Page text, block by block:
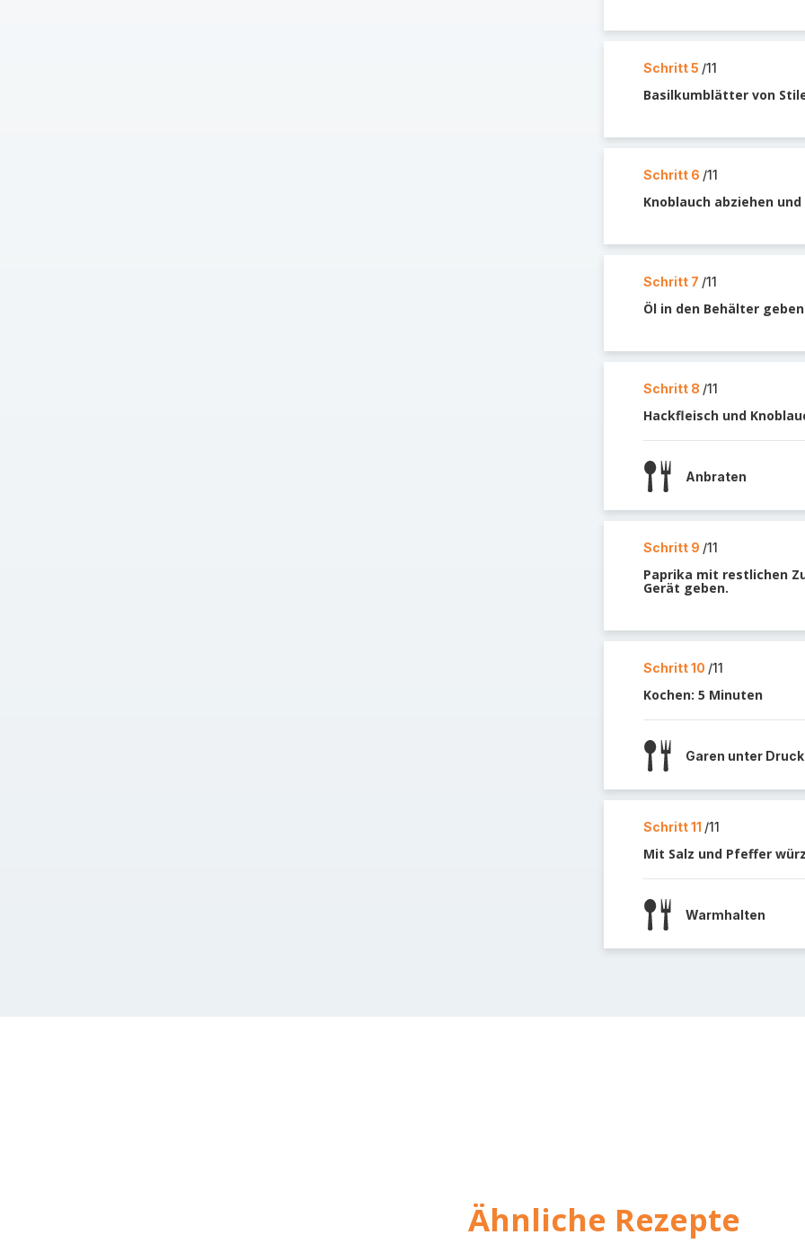
Schritt 5 /11
Basilkumblätter von
Schritt 6 /11
Knoblauch abziehen
Schritt 7 /11
Öl in den Behälter
Schritt 8 /11
Hackfleisch und
Anbraten
Schritt 9 /11
Paprika mit restlichen
Gerät geben.
Schritt 10 /11
Kochen: 5 Minuten
Garen unter Druck
Schritt 11 /11
Mit Salz und Pfeffer
Warmhalten
Ähnliche Rezepte